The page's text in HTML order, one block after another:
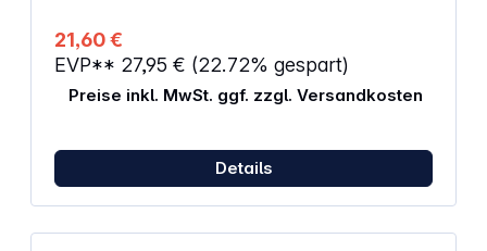
Type-C Anschluss und OTG-(On-The-
Go-)Unterstützung.
21,60 €
EVP** 27,95 € (22.72% gespart)
Preise inkl. MwSt. ggf. zzgl. Versandkosten
Details